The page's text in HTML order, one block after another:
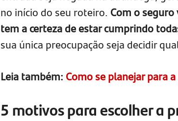
no início do seu roteiro. Com o
tem a certeza de estar cumprindo
sua única preocupação seja decidir
Leia também: Como se planejar para
5 motivos para escolher a